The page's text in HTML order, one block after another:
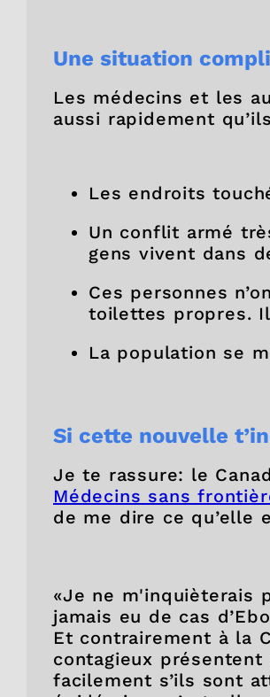
Une situation
Les médecins et les
aussi rapidement
Les endroits
Un conflit armé
gens vivent dans
Ces personnes
toilettes propres.
La population se
Si cette nouvelle
Je te rassure: le
Médecins sans
de me dire ce qu’elle
«Je ne m'inquièterais
jamais eu de cas
Et contrairement à la
contagieux
facilement s’ils sont